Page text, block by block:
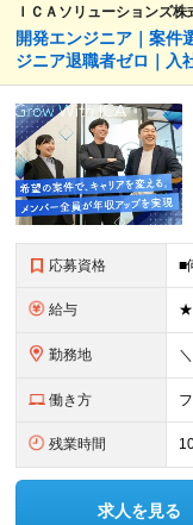
ＩＣＡソリューションズ株
開発エンジニア｜案件
ジニア退職者ゼロ｜入
応募資格
給与
勤務地
働き方
残業時間
求人を見る